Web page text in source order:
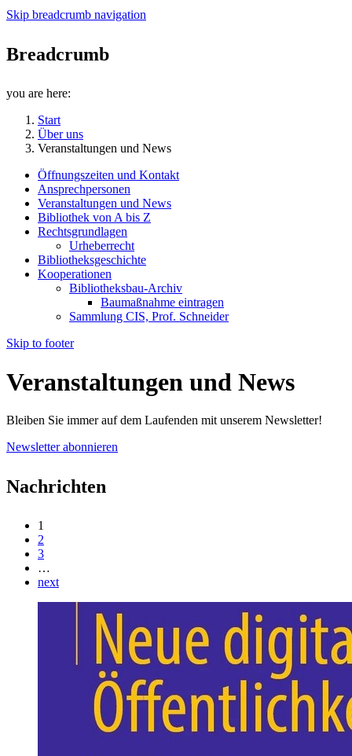
Skip breadcrumb navigation
Breadcrumb
you are here:
Start
Über uns
Veranstaltungen und News
Öffnungszeiten und Kontakt
Ansprechpersonen
Veranstaltungen und News
Bibliothek von A bis Z
Rechtsgrundlagen
Urheberrecht
Bibliotheksgeschichte
Kooperationen
Bibliotheksbau-Archiv
Baumaßnahme eintragen
Sammlung CIS, Prof. Schneider
Skip to footer
Veranstaltungen und News
Bleiben Sie immer auf dem Laufenden mit unserem Newsletter!
Newsletter abonnieren
Nachrichten
1
2
3
…
next